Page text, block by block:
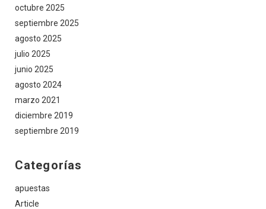
octubre 2025
septiembre 2025
agosto 2025
julio 2025
junio 2025
agosto 2024
marzo 2021
diciembre 2019
septiembre 2019
Categorías
apuestas
Article